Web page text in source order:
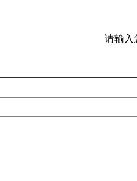
请输入